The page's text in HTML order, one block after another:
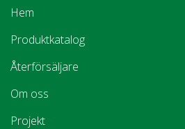
Hem
Produktkatalog
Återförsäljare
Om oss
Projekt